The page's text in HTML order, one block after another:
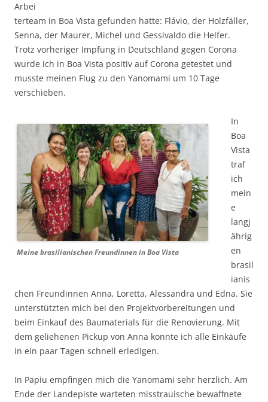
Arbei
terteam in Boa Vista gefunden hatte: Flávio, der Holzfäller,
Senna, der Maurer, Michel und Gessivaldo die Helfer.
Trotz vorheriger Impfung in Deutschland gegen Corona
wurde ich in Boa Vista positiv auf Corona getestet und
musste meinen Flug zu den Yanomami um 10 Tage
verschieben.
Meine brasilianischen Freundinnen in Boa Vista
In
Boa
Vista
traf
ich
mein
e
langj
ährig
en
brasil
ianis
chen Freundinnen Anna, Loretta, Alessandra und Edna. Sie
unterstützten mich bei den Projektvorbereitungen und
beim Einkauf des Baumaterials für die Renovierung. Mit
dem geliehenen Pickup von Anna konnte ich alle Einkäufe
in ein paar Tagen schnell erledigen.
In Papiu empfingen mich die Yanomami sehr herzlich. Am
Ende der Landepiste warteten misstrauische bewaffnete